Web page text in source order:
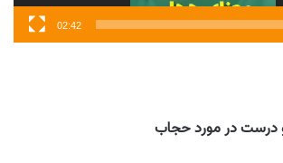
02:42
درست در مورد حجاب